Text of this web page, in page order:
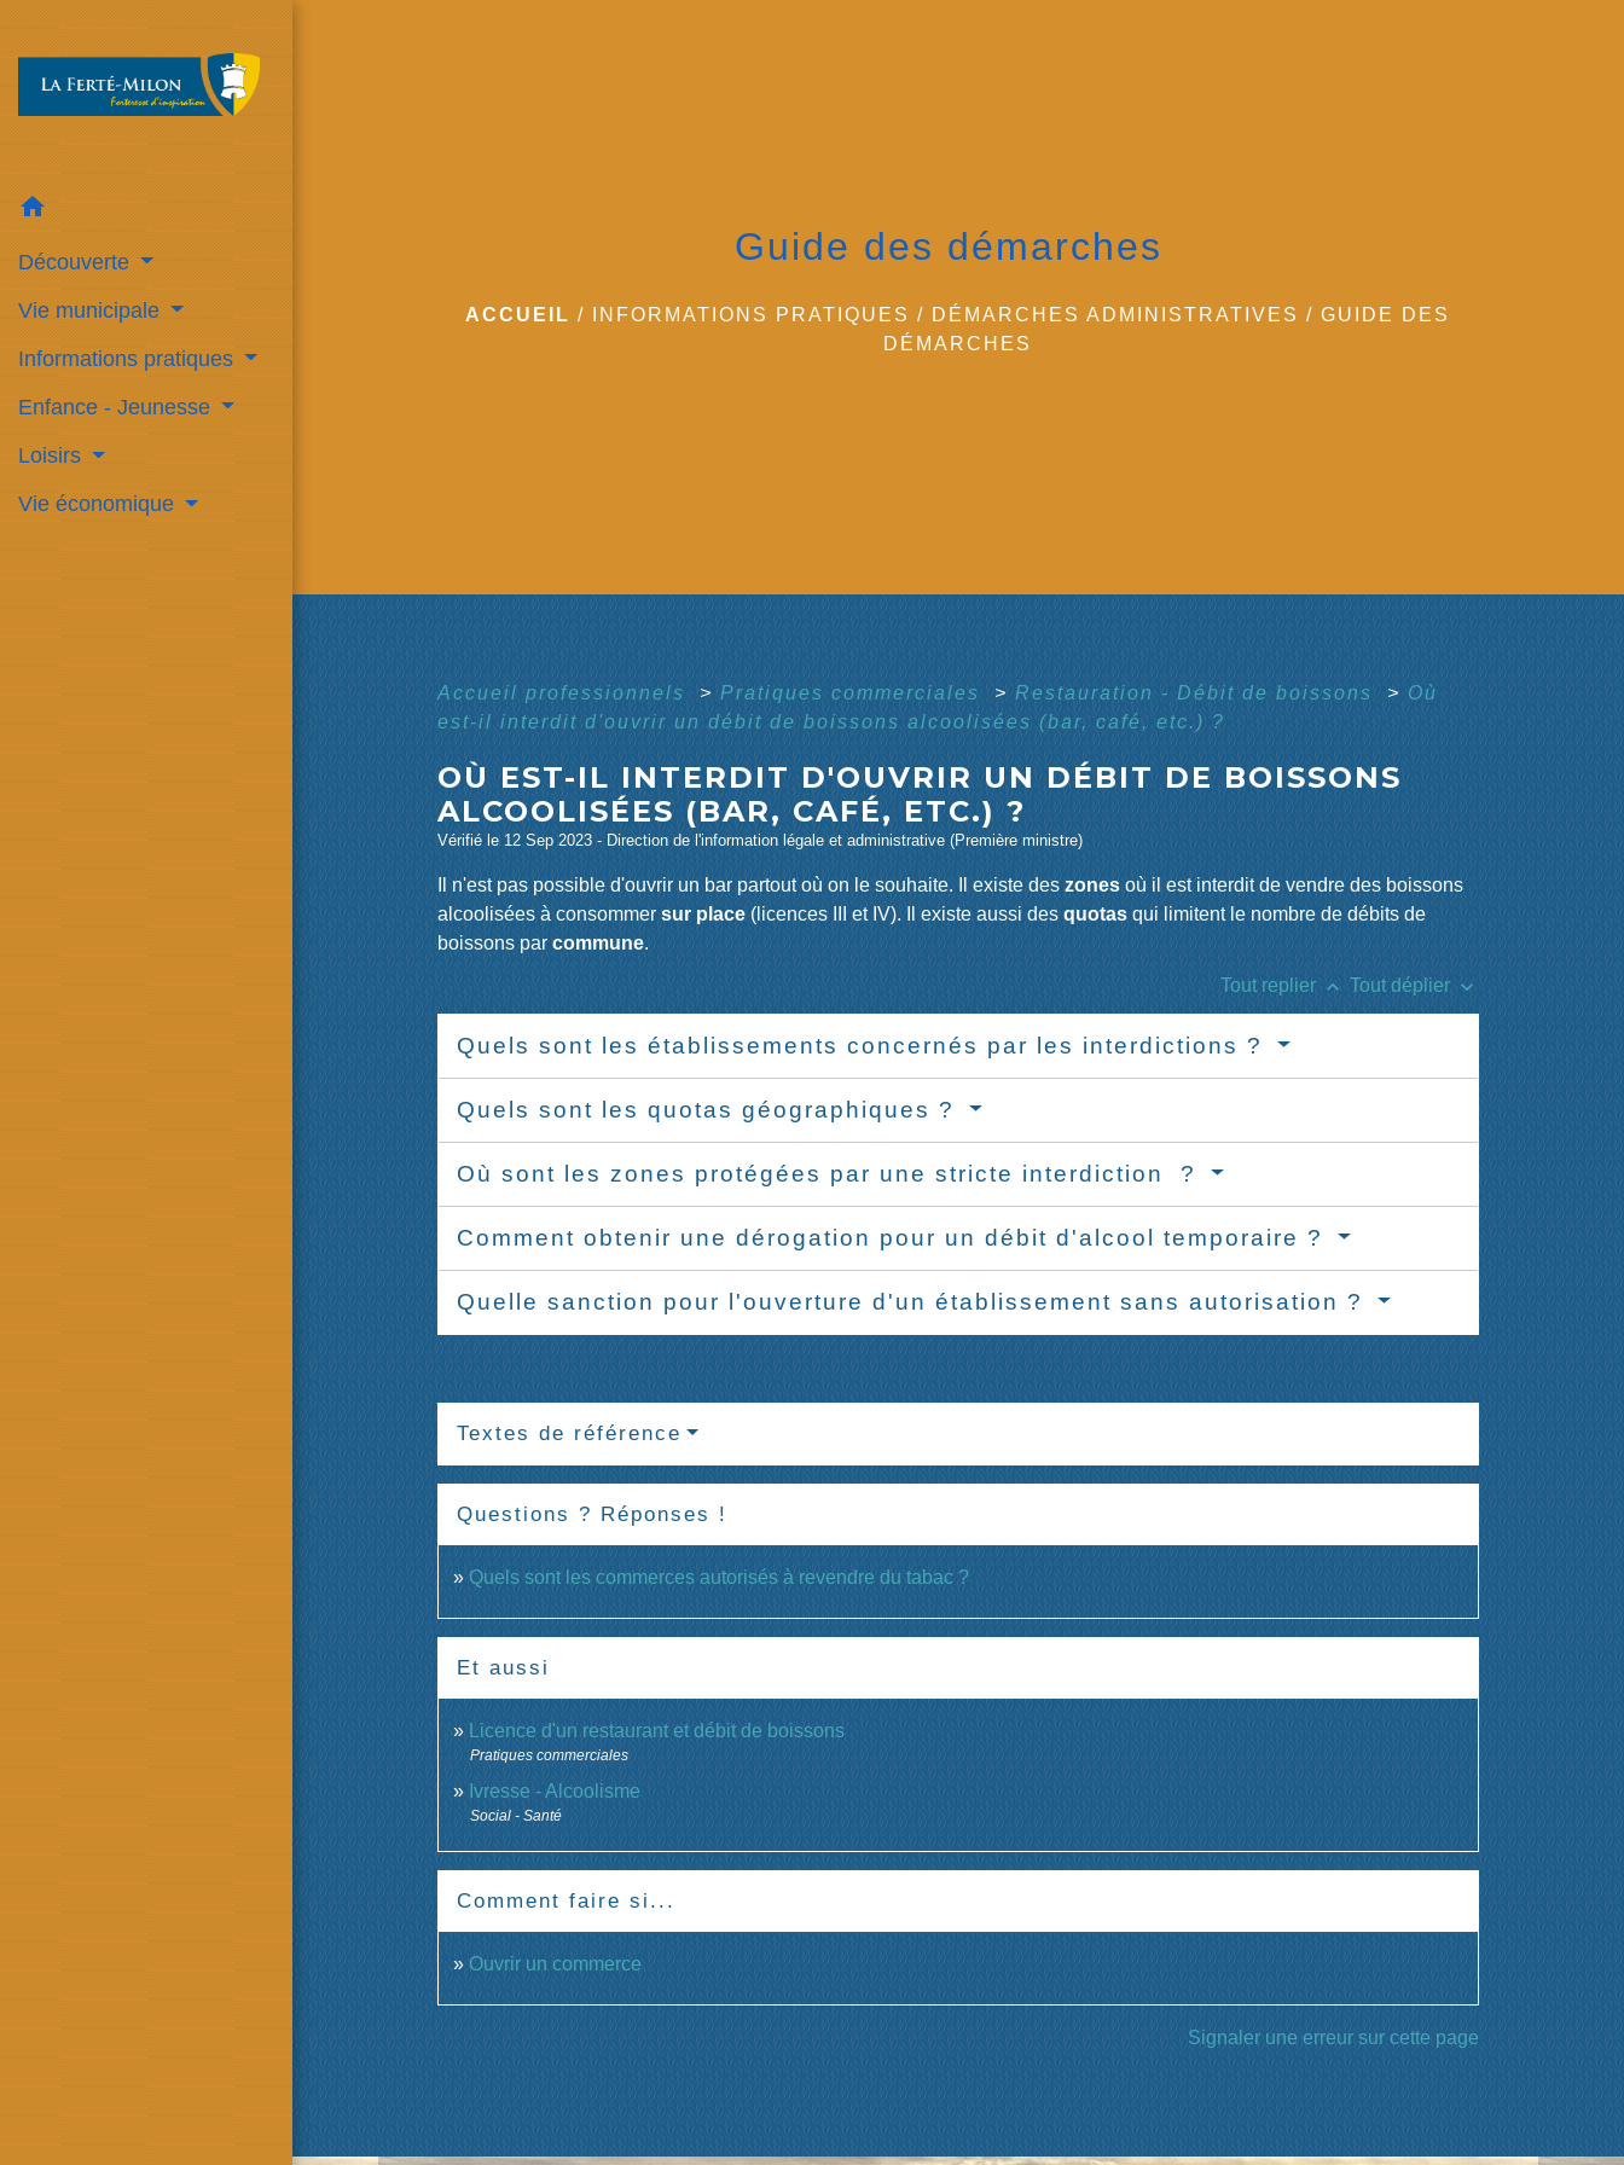
home
Découverte
Vie municipale
Informations pratiques
Enfance - Jeunesse
Loisirs
Vie économique
Guide des démarches
ACCUEIL / INFORMATIONS PRATIQUES / DÉMARCHES ADMINISTRATIVES /GUIDE DES
DÉMARCHES
Accueil professionnels > Pratiques commerciales > Restauration - Débit de boissons> Où
est-il interdit d'ouvrir un débit de boissons alcoolisées (bar, café, etc.) ?
OÙ EST-IL INTERDIT D'OUVRIR UN DÉBIT DE BOISSONS
ALCOOLISÉES (BAR, CAFÉ, ETC.) ?
Vérifié le 12 Sep 2023 - Direction de l'information légale et administrative (Première ministre)
Il n'est pas possible d'ouvrir un bar partout où on le souhaite. Il existe deszonesoù il est interdit de vendre des boissons
alcoolisées à consommer sur place(licences III et IV). Il existe aussi desquotasqui limitent le nombre de débits de
boissons par commune.
Tout replierkeyboard_arrow_up Tout déplierkeyboard_arrow_down
Quels sont les établissements concernés par les interdictions ?
Quels sont les quotas géographiques ?
Où sont les zones protégées par une stricte interdiction ?
Comment obtenir une dérogation pour un débit d'alcool temporaire ?
Quelle sanction pour l'ouverture d'un établissement sans autorisation ?
Textes de référence
Questions ? Réponses !
Quels sont les commerces autorisés à revendre du tabac ?
Et aussi
Licence d'un restaurant et débit de boissons
Pratiques commerciales
Ivresse - Alcoolisme
Social - Santé
Comment faire si...
Ouvrir un commerce
Signaler une erreur sur cette page